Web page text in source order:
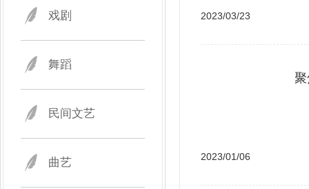
戏剧
舞蹈
民间文艺
曲艺
2023/03/23
2023/01/06